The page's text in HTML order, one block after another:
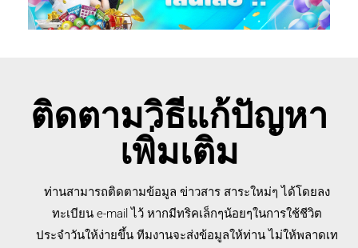
ติดตามวิธีแก้ปัญหา
เพิ่มเติม
ท่านสามารถติดตามข้อมูล ข่าวสาร สาระใหม่ๆ ได้โดยลง
ทะเบียน e-mail ไว้ หากมีทริคเล็กๆน้อยๆในการใช้ชีวิต
ประจำวันให้ง่ายขึ้น ทีมงานจะส่งข้อมูลให้ท่าน ไม่ให้พลาดเท